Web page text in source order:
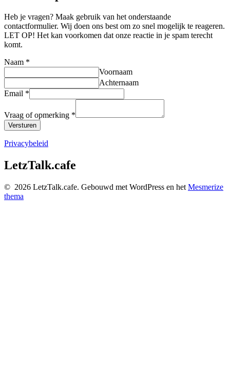
Heb je vragen? Maak gebruik van het onderstaande
contactformulier. Wij doen ons best om zo snel mogelijk te reageren.
LET OP! Het kan voorkomen dat onze reactie in je spam terecht
komt.
Naam *
Voornaam
Achternaam
Email *
Vraag of opmerking *
Versturen
Privacybeleid
LetzTalk.cafe
© 2026 LetzTalk.cafe. Gebouwd met WordPress en het Mesmerize
thema